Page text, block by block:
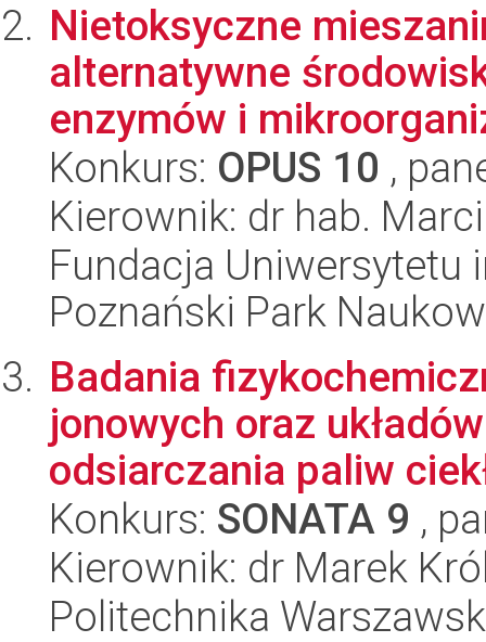
Nietoksyczne
alternatywne
enzymów i
Konkurs: OPUS 10 ,
Kierownik: dr hab.
Fundacja Uniwersytetu
Poznański Park
Badania
jonowych oraz
odsiarczania paliw
Konkurs: SONATA 9 ,
Kierownik: dr Marek
Politechnika